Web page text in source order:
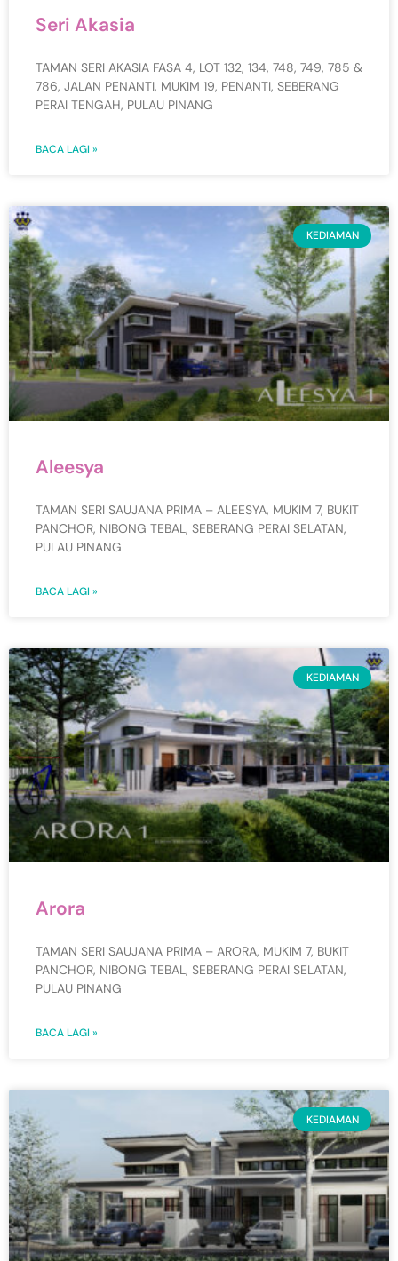
Seri Akasia
TAMAN SERI AKASIA FASA 4, LOT 132, 134, 748, 749, 785 &
786, JALAN PENANTI, MUKIM 19, PENANTI, SEBERANG
PERAI TENGAH, PULAU PINANG
BACA LAGI »
KEDIAMAN
Aleesya
TAMAN SERI SAUJANA PRIMA – ALEESYA, MUKIM 7, BUKIT
PANCHOR, NIBONG TEBAL, SEBERANG PERAI SELATAN,
PULAU PINANG
BACA LAGI »
KEDIAMAN
Arora
TAMAN SERI SAUJANA PRIMA – ARORA, MUKIM 7, BUKIT
PANCHOR, NIBONG TEBAL, SEBERANG PERAI SELATAN,
PULAU PINANG
BACA LAGI »
KEDIAMAN